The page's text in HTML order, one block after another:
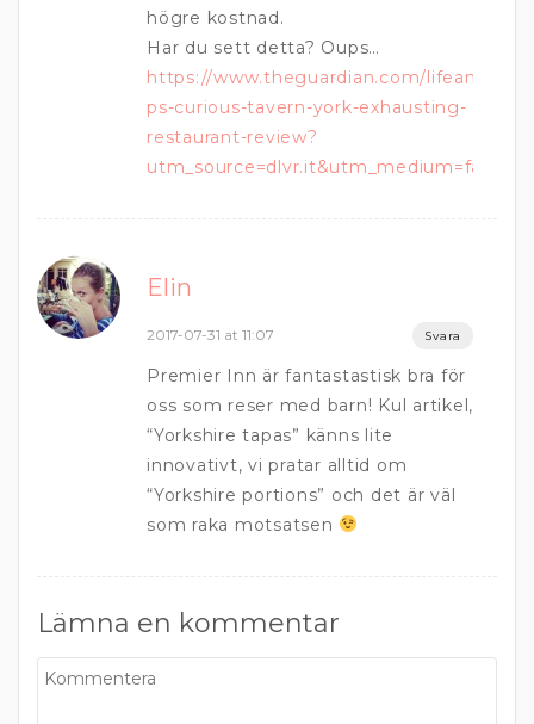
högre kostnad.
Har du sett detta? Oups…
https://www.theguardian.com/
ps-curious-tavern-york-exhausting-
restaurant-review?
Elin
2017-07-31 at 11:07 Svara
Premier Inn är fantastastisk bra för
oss som reser med barn! Kul artikel,
“Yorkshire tapas” känns lite
innovativt, vi pratar alltid om
“Yorkshire portions” och det är väl
som raka motsatsen
Lämna en kommentar